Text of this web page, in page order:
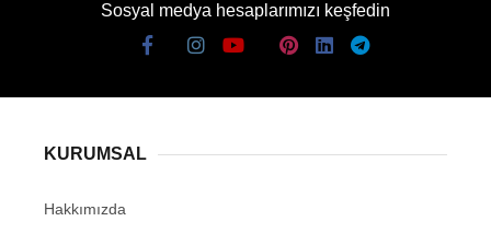
Sosyal medya hesaplarımızı keşfedin
KURUMSAL
Hakkımızda